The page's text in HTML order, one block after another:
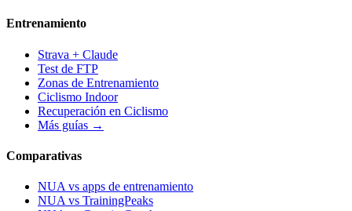
Entrenamiento
Strava + Claude
Test de FTP
Zonas de Entrenamiento
Ciclismo Indoor
Recuperación en Ciclismo
Más guías →
Comparativas
NUA vs apps de entrenamiento
NUA vs TrainingPeaks